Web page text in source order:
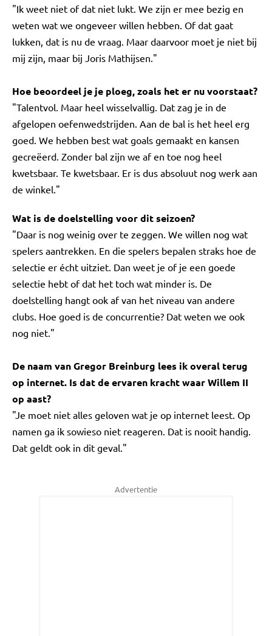
"Ik weet niet of dat niet lukt. We zijn er mee bezig en
weten wat we ongeveer willen hebben. Of dat gaat
lukken, dat is nu de vraag. Maar daarvoor moet je niet bij
mij zijn, maar bij Joris Mathijsen."
Hoe beoordeel je je ploeg, zoals het er nu voorstaat?
"Talentvol. Maar heel wisselvallig. Dat zag je in de
afgelopen oefenwedstrijden. Aan de bal is het heel erg
goed. We hebben best wat goals gemaakt en kansen
gecreëerd. Zonder bal zijn we af en toe nog heel
kwetsbaar. Te kwetsbaar. Er is dus absoluut nog werk aan
de winkel."
Wat is de doelstelling voor dit seizoen?
"Daar is nog weinig over te zeggen. We willen nog wat
spelers aantrekken. En die spelers bepalen straks hoe de
selectie er écht uitziet. Dan weet je of je een goede
selectie hebt of dat het toch wat minder is. De
doelstelling hangt ook af van het niveau van andere
clubs. Hoe goed is de concurrentie? Dat weten we ook
nog niet."
De naam van Gregor Breinburg lees ik overal terug
op internet. Is dat de ervaren kracht waar Willem II
op aast?
"Je moet niet alles geloven wat je op internet leest. Op
namen ga ik sowieso niet reageren. Dat is nooit handig.
Dat geldt ook in dit geval."
Advertentie